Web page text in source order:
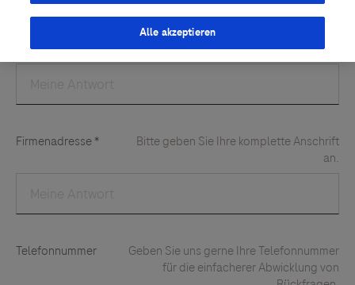
Alle akzeptieren